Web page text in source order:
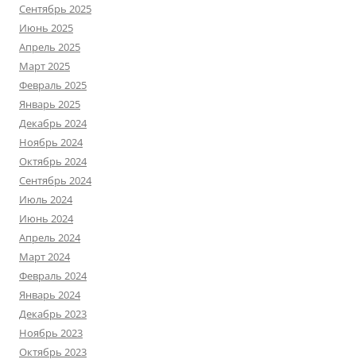
Сентябрь 2025
Июнь 2025
Апрель 2025
Март 2025
Февраль 2025
Январь 2025
Декабрь 2024
Ноябрь 2024
Октябрь 2024
Сентябрь 2024
Июль 2024
Июнь 2024
Апрель 2024
Март 2024
Февраль 2024
Январь 2024
Декабрь 2023
Ноябрь 2023
Октябрь 2023